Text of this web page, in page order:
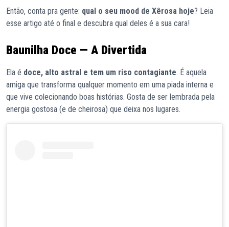
Então, conta pra gente: qual o seu mood de Xêrosa hoje? Leia
esse artigo até o final e descubra qual deles é a sua cara!
Baunilha Doce — A Divertida
Ela é doce, alto astral e tem um riso contagiante. É aquela
amiga que transforma qualquer momento em uma piada interna e
que vive colecionando boas histórias. Gosta de ser lembrada pela
energia gostosa (e de cheirosa) que deixa nos lugares.